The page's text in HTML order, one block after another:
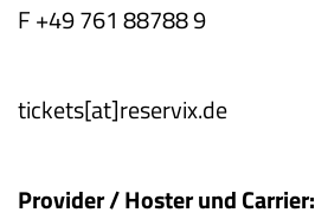
F +49 761 88788 9
tickets[at]reservix.de
Provider / Hoster und Carrier: